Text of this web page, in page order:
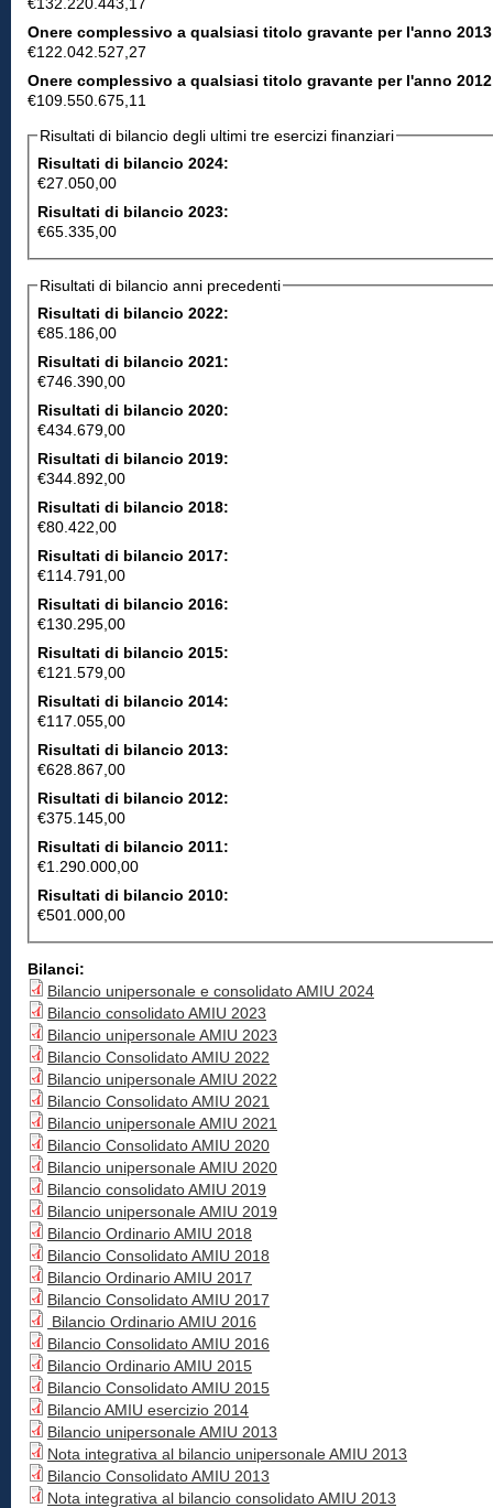
Onere complessivo a qualsiasi titolo gravante per l'anno
€122.042.527,27
Onere complessivo a qualsiasi titolo gravante per l'anno
€109.550.675,11
Risultati di bilancio degli ultimi tre esercizi finanziari
Risultati di bilancio 2024:
€27.050,00
Risultati di bilancio 2023:
€65.335,00
Risultati di bilancio anni precedenti
Risultati di bilancio 2022:
€85.186,00
Risultati di bilancio 2021:
€746.390,00
Risultati di bilancio 2020:
€434.679,00
Risultati di bilancio 2019:
€344.892,00
Risultati di bilancio 2018:
€80.422,00
Risultati di bilancio 2017:
€114.791,00
Risultati di bilancio 2016:
€130.295,00
Risultati di bilancio 2015:
€121.579,00
Risultati di bilancio 2014:
€117.055,00
Risultati di bilancio 2013:
€628.867,00
Risultati di bilancio 2012:
€375.145,00
Risultati di bilancio 2011:
€1.290.000,00
Risultati di bilancio 2010:
€501.000,00
Bilanci:
Bilancio unipersonale e consolidato AMIU 2024
Bilancio consolidato AMIU 2023
Bilancio unipersonale AMIU 2023
Bilancio Consolidato AMIU 2022
Bilancio unipersonale AMIU 2022
Bilancio Consolidato AMIU 2021
Bilancio unipersonale AMIU 2021
Bilancio Consolidato AMIU 2020
Bilancio unipersonale AMIU 2020
Bilancio consolidato AMIU 2019
Bilancio unipersonale AMIU 2019
Bilancio Ordinario AMIU 2018
Bilancio Consolidato AMIU 2018
Bilancio Ordinario AMIU 2017
Bilancio Consolidato AMIU 2017
Bilancio Ordinario AMIU 2016
Bilancio Consolidato AMIU 2016
Bilancio Ordinario AMIU 2015
Bilancio Consolidato AMIU 2015
Bilancio AMIU esercizio 2014
Bilancio unipersonale AMIU 2013
Nota integrativa al bilancio unipersonale AMIU 2013
Bilancio Consolidato AMIU 2013
Nota integrativa al bilancio consolidato AMIU 2013